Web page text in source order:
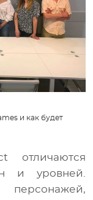
и как будет
отличаются
и уровней.